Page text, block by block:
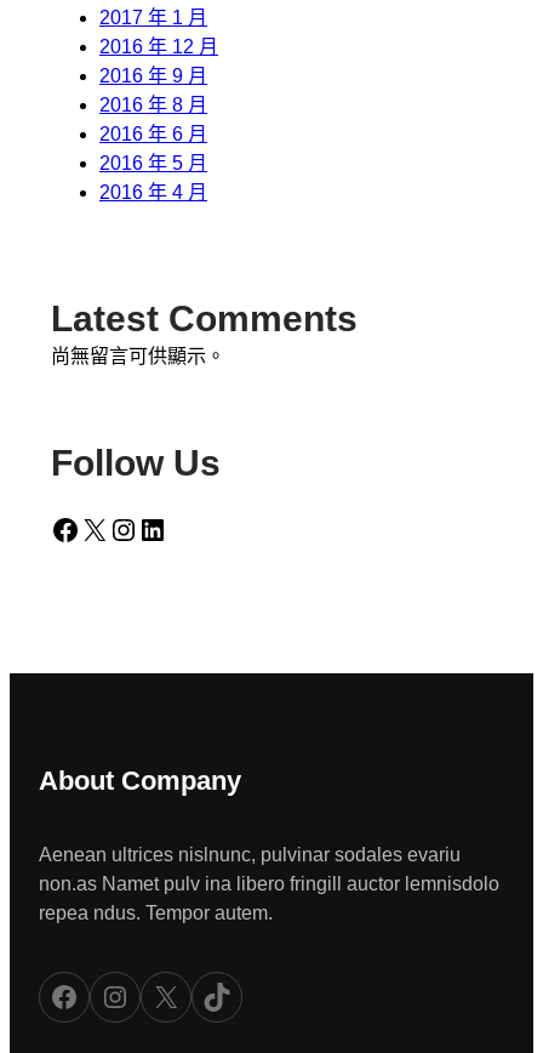
2017 年 1 月
2016 年 12 月
2016 年 9 月
2016 年 8 月
2016 年 6 月
2016 年 5 月
2016 年 4 月
Latest Comments
尚無留言可供顯示。
Follow Us
Facebook X Instagram LinkedIn
About Company
Aenean ultrices nislnunc, pulvinar sodales evariu
non.as Namet pulv ina libero fringill auctor lemnisdolo
repea ndus. Tempor autem.
Facebook Instagram X TikTok